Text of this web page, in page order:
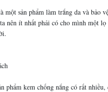
một sản phẩm làm trắng da và bảo
nên ít nhất phải có cho mình một
phẩm kem chống nắng có rất